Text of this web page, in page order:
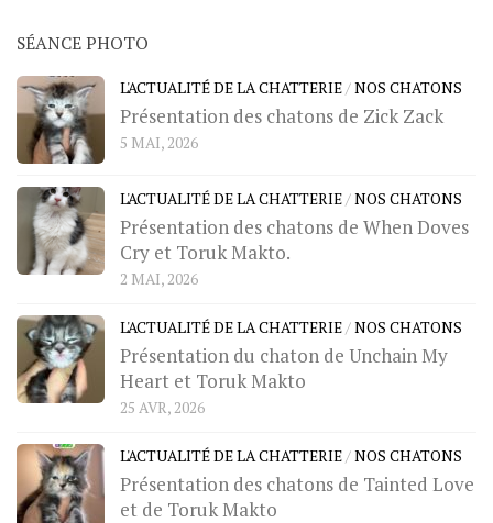
SÉANCE PHOTO
L'ACTUALITÉ DE LA CHATTERIE/NOS CHATONS
Présentation des chatons de Zick Zack
5 MAI, 2026
L'ACTUALITÉ DE LA CHATTERIE/NOS CHATONS
Présentation des chatons de When Doves
Cry et Toruk Makto.
2 MAI, 2026
L'ACTUALITÉ DE LA CHATTERIE/NOS CHATONS
Présentation du chaton de Unchain My
Heart et Toruk Makto
25 AVR, 2026
L'ACTUALITÉ DE LA CHATTERIE/NOS CHATONS
Présentation des chatons de Tainted Love
et de Toruk Makto